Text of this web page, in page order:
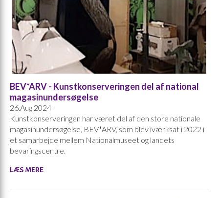
BEV*ARV - Kunstkonserveringen del af national
magasinundersøgelse
26.Aug 2024
Kunstkonserveringen har været del af den store nationale
magasinundersøgelse, BEV*ARV, som blev iværksat i 2022 i
et samarbejde mellem Nationalmuseet og landets
bevaringscentre.
LÆS MERE